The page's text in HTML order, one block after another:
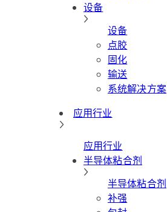
设备
设备
点胶
固化
输送
系统解决方案
应用行业
应用行业
半导体粘合剂
半导体粘合剂
补强